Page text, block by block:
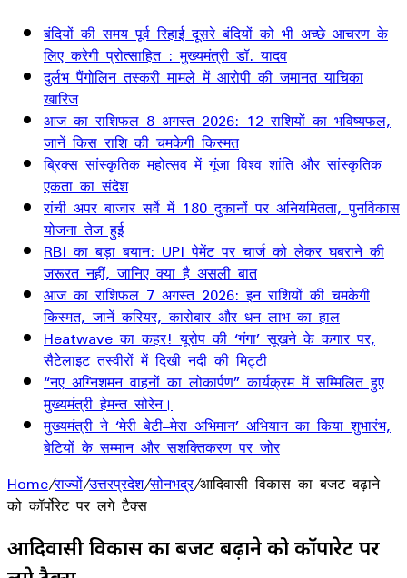
बंदियों की समय पूर्व रिहाई दूसरे बंदियों को भी अच्छे आचरण के
लिए करेगी प्रोत्साहित : मुख्यमंत्री डॉ. यादव
दुर्लभ पैंगोलिन तस्करी मामले में आरोपी की जमानत याचिका
खारिज
आज का राशिफल 8 अगस्त 2026: 12 राशियों का भविष्यफल,
जानें किस राशि की चमकेगी किस्मत
ब्रिक्स सांस्कृतिक महोत्सव में गूंजा विश्व शांति और सांस्कृतिक
एकता का संदेश
रांची अपर बाजार सर्वे में 180 दुकानों पर अनियमितता, पुनर्विकास
योजना तेज हुई
RBI का बड़ा बयान: UPI पेमेंट पर चार्ज को लेकर घबराने की
जरूरत नहीं, जानिए क्या है असली बात
आज का राशिफल 7 अगस्त 2026: इन राशियों की चमकेगी
किस्मत, जानें करियर, कारोबार और धन लाभ का हाल
Heatwave का कहर! यूरोप की ‘गंगा’ सूखने के कगार पर,
सैटेलाइट तस्वीरों में दिखी नदी की मिट्टी
“नए अग्निशमन वाहनों का लोकार्पण” कार्यक्रम में सम्मिलित हुए
मुख्यमंत्री हेमन्त सोरेन।
मुख्यमंत्री ने ‘मेरी बेटी–मेरा अभिमान’ अभियान का किया शुभारंभ,
बेटियों के सम्मान और सशक्तिकरण पर जोर
Home/राज्यों/उत्तरप्रदेश/सोनभद्र/आदिवासी विकास का बजट बढ़ाने
को कॉर्पोरेट पर लगे टैक्स
आदिवासी विकास का बजट बढ़ाने को कॉर्पोरेट पर